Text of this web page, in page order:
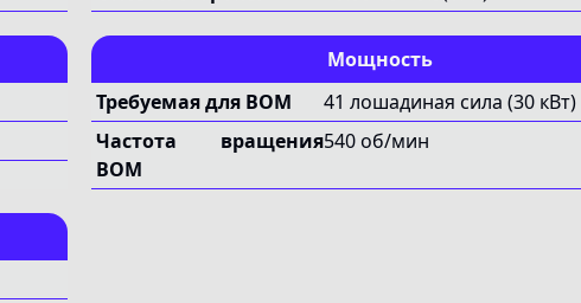
Мощность
Требуемая для ВОМ
41 лошадиная сила (30 кВт)
Частота вращения
ВОМ
540 об/мин